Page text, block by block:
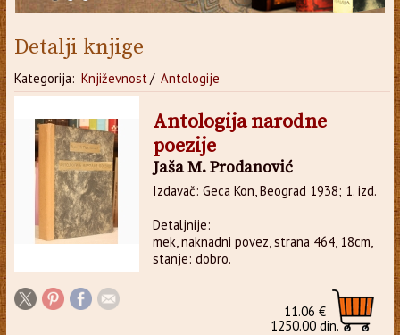
Detalji knjige
Kategorija: Književnost/ Antologije
Antologija narodne
poezije
Jaša M. Prodanović
Izdavač: Geca Kon, Beograd 1938; 1. izd.
Detaljnije:
mek, naknadni povez, strana 464, 18cm,
stanje: dobro.
11.06 €
1250.00 din.